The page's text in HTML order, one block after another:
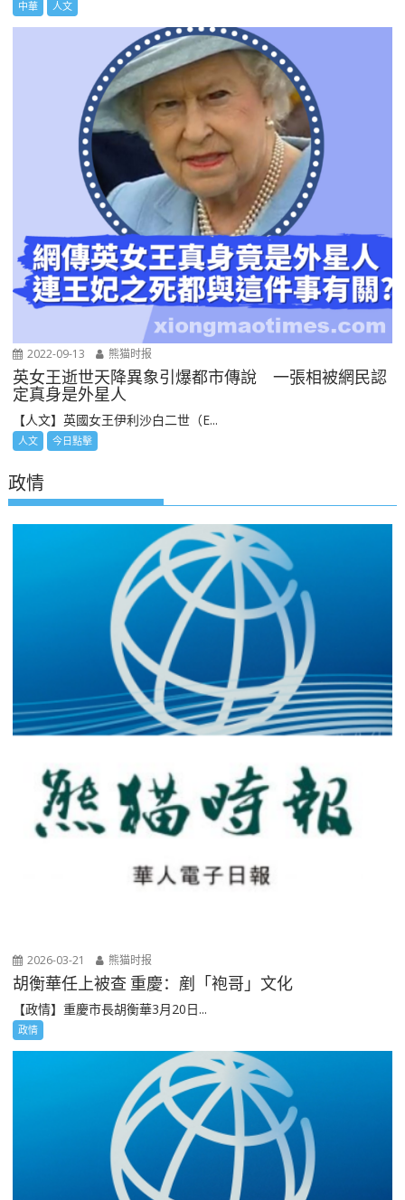
中華 人文
2022-09-13 熊猫时报
英女王逝世天降異象引爆都市傳說 一張相被網民認
定真身是外星人
【人文】英國女王伊利沙白二世（E...
人文 今日點擊
政情
2026-03-21 熊猫时报
胡衡華任上被查 重慶：剷「袍哥」文化
【政情】重慶市長胡衡華3月20日...
政情